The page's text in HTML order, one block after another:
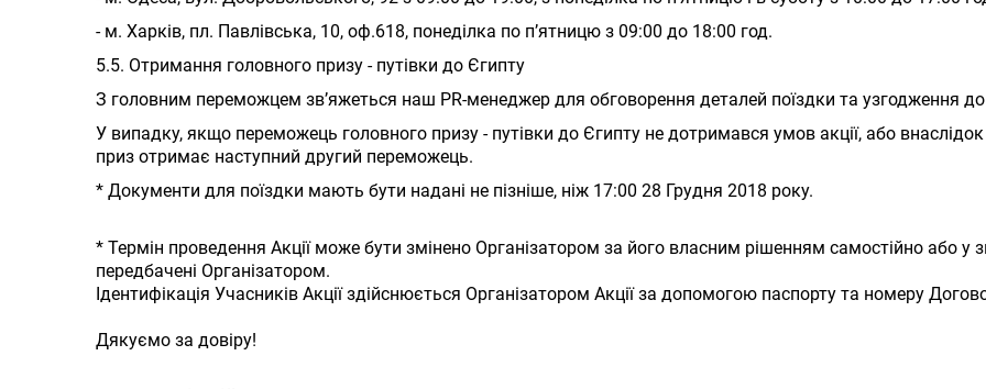
- м. Харків, пл. Павлівська, 10, оф.618, понеділка по пʼятницю з 09:00 до 18:00 год.
5.5. Отримання головного призу - путівки до Єгипту
З головним переможцем зв’яжеться наш PR-менеджер для обговорення деталей поїздки та узгодження
У випадку, якщо переможець головного призу - путівки до Єгипту не дотримався умов акції, або
приз отримає наступний другий переможець.
* Документи для поїздки мають бути надані не пізніше, ніж 17:00 28 Грудня 2018 року.
* Термін проведення Акції може бути змінено Організатором за його власним рішенням самостійно або у
передбачені Організатором.
Ідентифікація Учасників Акції здійснюється Організатором Акції за допомогою паспорту та номеру
Дякуємо за довіру!